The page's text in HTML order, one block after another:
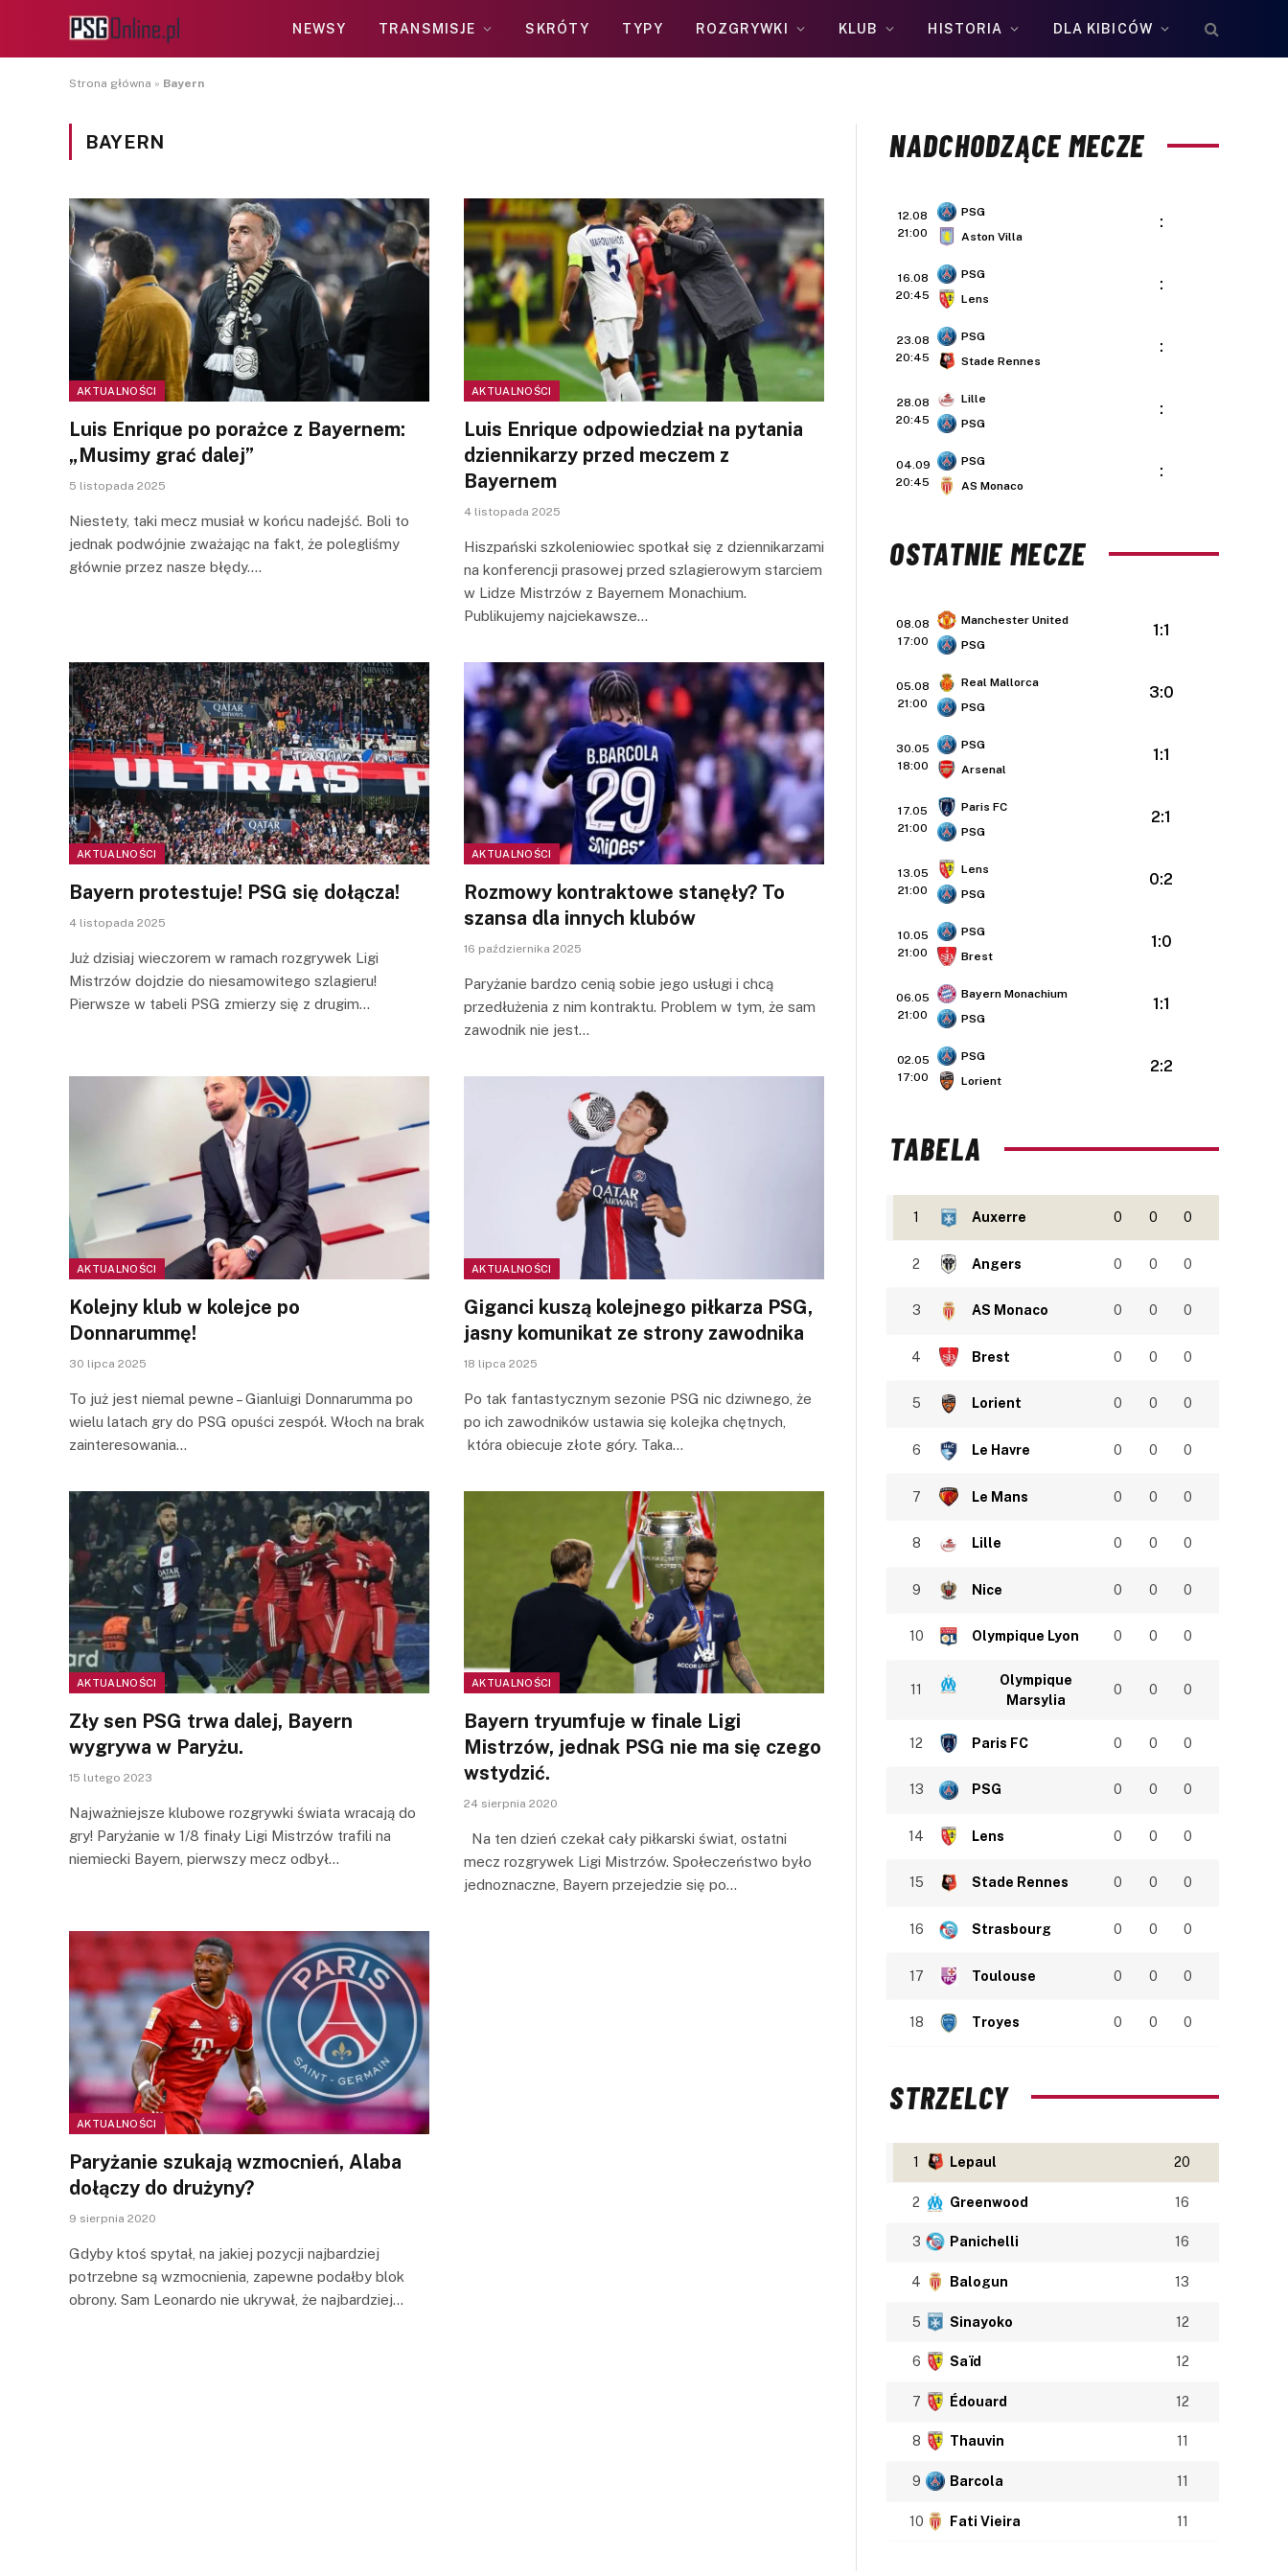
NEWSY TRANSMISJE SKRÓTY TYPY ROZGRYWKI KLUB HISTORIA DLA KIBICÓW
Strona główna » Bayern
BAYERN
AKTUALNOŚCI
Luis Enrique po porażce z Bayernem:
„Musimy grać dalej”
5 listopada 2025
Niestety, taki mecz musiał w końcu nadejść. Boli to
jednak podwójnie zważając na fakt, że polegliśmy
głównie przez nasze błędy.…
AKTUALNOŚCI
Luis Enrique odpowiedział na pytania
dziennikarzy przed meczem z
Bayernem
4 listopada 2025
Hiszpański szkoleniowiec spotkał się z dziennikarzami
na konferencji prasowej przed szlagierowym starciem
w Lidze Mistrzów z Bayernem Monachium.
Publikujemy najciekawsze…
AKTUALNOŚCI
Bayern protestuje! PSG się dołącza!
4 listopada 2025
Już dzisiaj wieczorem w ramach rozgrywek Ligi
Mistrzów dojdzie do niesamowitego szlagieru!
Pierwsze w tabeli PSG zmierzy się z drugim…
AKTUALNOŚCI
Rozmowy kontraktowe stanęły? To
szansa dla innych klubów
16 października 2025
Paryżanie bardzo cenią sobie jego usługi i chcą
przedłużenia z nim kontraktu. Problem w tym, że sam
zawodnik nie jest…
AKTUALNOŚCI
Kolejny klub w kolejce po
Donnarummę!
30 lipca 2025
To już jest niemal pewne – Gianluigi Donnarumma po
wielu latach gry do PSG opuści zespół. Włoch na brak
zainteresowania…
AKTUALNOŚCI
Giganci kuszą kolejnego piłkarza PSG,
jasny komunikat ze strony zawodnika
18 lipca 2025
Po tak fantastycznym sezonie PSG nic dziwnego, że
po ich zawodników ustawia się kolejka chętnych,
która obiecuje złote góry. Taka…
AKTUALNOŚCI
Zły sen PSG trwa dalej, Bayern
wygrywa w Paryżu.
15 lutego 2023
Najważniejsze klubowe rozgrywki świata wracają do
gry! Paryżanie w 1/8 finały Ligi Mistrzów trafili na
niemiecki Bayern, pierwszy mecz odbył…
AKTUALNOŚCI
Bayern tryumfuje w finale Ligi
Mistrzów, jednak PSG nie ma się czego
wstydzić.
24 sierpnia 2020
Na ten dzień czekał cały piłkarski świat, ostatni
mecz rozgrywek Ligi Mistrzów. Społeczeństwo było
jednoznaczne, Bayern przejedzie się po…
AKTUALNOŚCI
Paryżanie szukają wzmocnień, Alaba
dołączy do drużyny?
9 sierpnia 2020
Gdyby ktoś spytał, na jakiej pozycji najbardziej
potrzebne są wzmocnienia, zapewne podałby blok
obrony. Sam Leonardo nie ukrywał, że najbardziej…
NADCHODZĄCE MECZE
12.08
21:00
PSG
Aston Villa
:
16.08
20:45
PSG
Lens
:
23.08
20:45
PSG
Stade Rennes
:
28.08
20:45
Lille
PSG
:
04.09
20:45
PSG
AS Monaco
:
OSTATNIE MECZE
08.08
17:00
Manchester United
PSG
1:1
05.08
21:00
Real Mallorca
PSG
3:0
30.05
18:00
PSG
Arsenal
1:1
17.05
21:00
Paris FC
PSG
2:1
13.05
21:00
Lens
PSG
0:2
10.05
21:00
PSG
Brest
1:0
06.05
21:00
Bayern Monachium
PSG
1:1
02.05
17:00
PSG
Lorient
2:2
TABELA
1 Auxerre 0 0 0
2 Angers 0 0 0
3 AS Monaco 0 0 0
4 Brest 0 0 0
5 Lorient 0 0 0
6 Le Havre 0 0 0
7 Le Mans 0 0 0
8 Lille 0 0 0
9 Nice 0 0 0
10 Olympique Lyon 0 0 0
11
Olympique
Marsylia
0 0 0
12 Paris FC 0 0 0
13 PSG 0 0 0
14 Lens 0 0 0
15 Stade Rennes 0 0 0
16 Strasbourg 0 0 0
17 Toulouse 0 0 0
18 Troyes 0 0 0
STRZELCY
1 Lepaul 20
2 Greenwood 16
3 Panichelli 16
4 Balogun 13
5 Sinayoko 12
6 Saïd 12
7 Édouard 12
8 Thauvin 11
9 Barcola 11
10 Fati Vieira 11